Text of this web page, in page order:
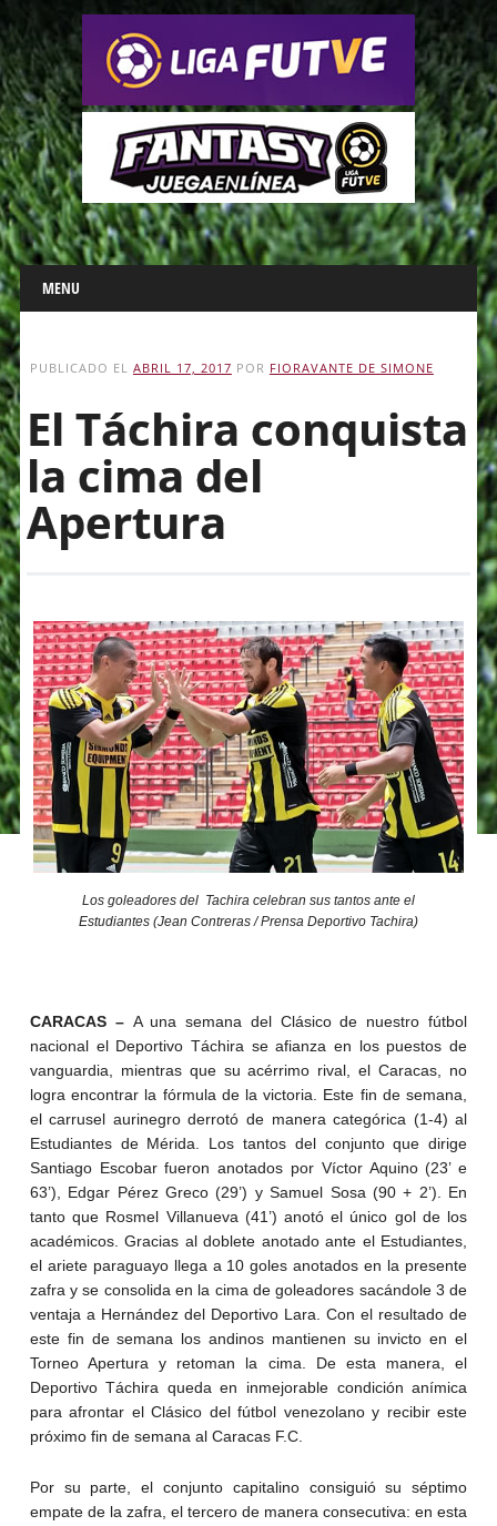
Main menu
Skip
to
content
MENU
PUBLICADO EL ABRIL 17, 2017 POR FIORAVANTE DE SIMONE
El Táchira conquista
la cima del
Apertura
Los goleadores del Tachira celebran sus tantos ante el
Estudiantes (Jean Contreras / Prensa Deportivo Tachira)
CARACAS – A una semana del Clásico de nuestro fútbol
nacional el Deportivo Táchira se afianza en los puestos de
vanguardia, mientras que su acérrimo rival, el Caracas, no
logra encontrar la fórmula de la victoria. Este fin de semana,
el carrusel aurinegro derrotó de manera categórica (1-4) al
Estudiantes de Mérida. Los tantos del conjunto que dirige
Santiago Escobar fueron anotados por Víctor Aquino (23’ e
63’), Edgar Pérez Greco (29’) y Samuel Sosa (90 + 2’). En
tanto que Rosmel Villanueva (41’) anotó el único gol de los
académicos. Gracias al doblete anotado ante el Estudiantes,
el ariete paraguayo llega a 10 goles anotados en la presente
zafra y se consolida en la cima de goleadores sacándole 3 de
ventaja a Hernández del Deportivo Lara. Con el resultado de
este fin de semana los andinos mantienen su invicto en el
Torneo Apertura y retoman la cima. De esta manera, el
Deportivo Táchira queda en inmejorable condición anímica
para afrontar el Clásico del fútbol venezolano y recibir este
próximo fin de semana al Caracas F.C.
Por su parte, el conjunto capitalino consiguió su séptimo
empate de la zafra, el tercero de manera consecutiva: en esta